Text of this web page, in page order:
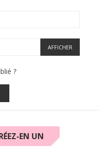
AFFICHER
?
EN UN